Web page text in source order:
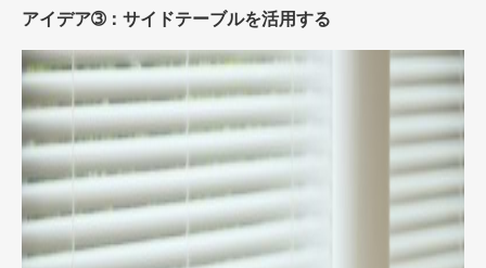
アイデア➂：サイドテーブルを活用する